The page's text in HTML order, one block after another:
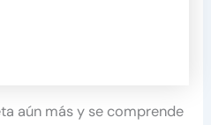
aún más y se comprende